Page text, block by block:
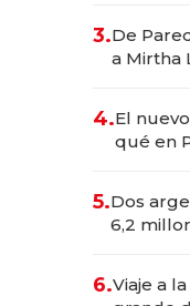
las
3.De
a Mirtha
4.El
qué en
para
5.Dos
6,2
6.Viaje a